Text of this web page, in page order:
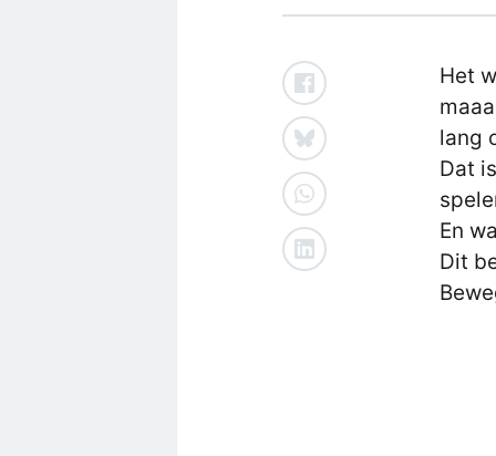
Het
lang
Dat
En
Dit